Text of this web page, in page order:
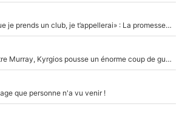
Mercato - OM - «Dès que je prends un club, je t’appellerai» : La promesse de Marcelino au moment de claquer la porte
Victime de racisme contre Murray, Kyrgios pousse un énorme coup de gueule !
que personne n'a vu venir !